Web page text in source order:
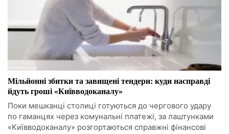
Мільйонні збитки та завищені тендери: куди насправді
йдуть гроші «Київводоканалу»
Поки мешканці столиці готуються до чергового удару
по гаманцях через комунальні платежі, за лаштунками
«Київводоканалу» розгортаються справжні фінансові